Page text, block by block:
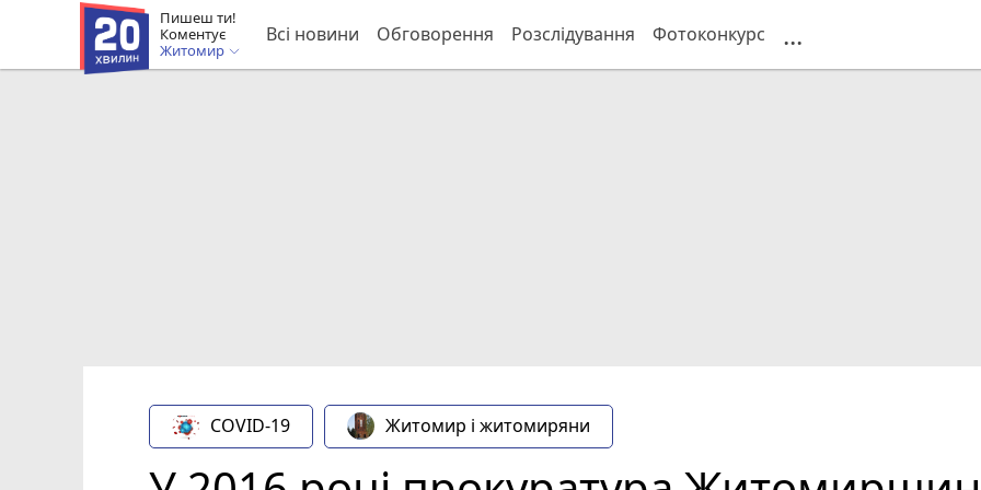
Пишеш ти!
Коментує
Житомир
Всі новини Обговорення Розслідування Фотоконкурс ...
COVID-19 Житомир і житомиряни